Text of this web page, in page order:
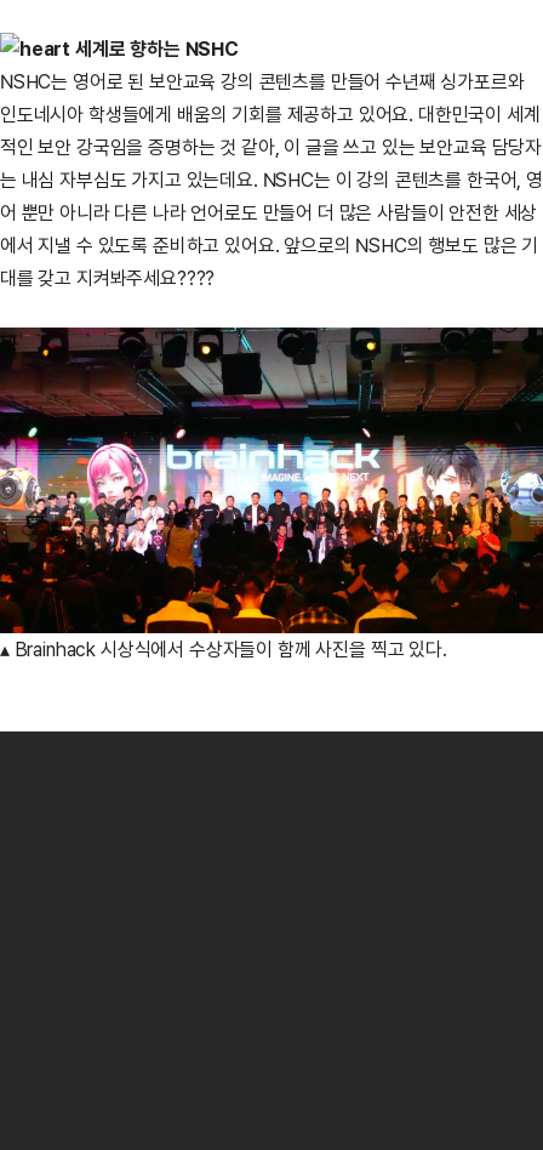
세계로 향하는 NSHC
NSHC는 영어로 된 보안교육 강의 콘텐츠를 만들어 수년째 싱가포르와
인도네시아 학생들에게 배움의 기회를 제공하고 있어요. 대한민국이 세계
적인 보안 강국임을 증명하는 것 같아, 이 글을 쓰고 있는 보안교육 담당자
는 내심 자부심도 가지고 있는데요. NSHC는 이 강의 콘텐츠를 한국어, 영
어 뿐만 아니라 다른 나라 언어로도 만들어 더 많은 사람들이 안전한 세상
에서 지낼 수 있도록 준비하고 있어요. 앞으로의 NSHC의 행보도 많은 기
대를 갖고 지켜봐주세요????
▴ Brainhack 시상식에서 수상자들이 함께 사진을 찍고 있다.